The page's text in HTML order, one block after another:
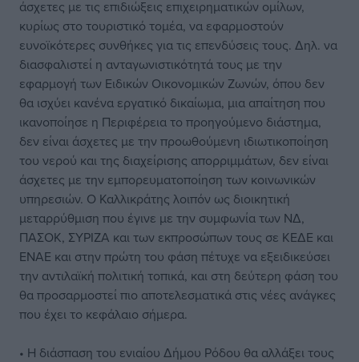
άσχετες με τις επιδιώξεις επιχειρηματικών ομίλων,
κυρίως στο τουριστικό τομέα, να εφαρμοστούν
ευνοϊκότερες συνθήκες για τις επενδύσεις τους. Δηλ. να
διασφαλιστεί η ανταγωνιστικότητά τους με την
εφαρμογή των Ειδικών Οικονομικών Ζωνών, όπου δεν
θα ισχύει κανένα εργατικό δικαίωμα, μια απαίτηση που
ικανοποίησε η Περιφέρεια το προηγούμενο διάστημα,
δεν είναι άσχετες με την προωθούμενη ιδιωτικοποίηση
του νερού και της διαχείρισης απορριμμάτων, δεν είναι
άσχετες με την εμπορευματοποίηση των κοινωνικών
υπηρεσιών. Ο Καλλικράτης λοιπόν ως διοικητική
μεταρρύθμιση που έγινε με την συμφωνία των ΝΔ,
ΠΑΣΟΚ, ΣΥΡΙΖΑ και των εκπροσώπων τους σε ΚΕΔΕ και
ΕΝΑΕ και στην πρώτη του φάση πέτυχε να εξειδικεύσει
την αντιλαϊκή πολιτική τοπικά, και στη δεύτερη φάση του
θα προσαρμοστεί πιο αποτελεσματικά στις νέες ανάγκες
που έχει το κεφάλαιο σήμερα.
• Η διάσπαση του ενιαίου Δήμου Ρόδου θα αλλάξει τους